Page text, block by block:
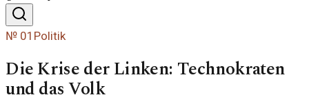
№ 01 Politik
Die Krise der Linken: Technokraten
und das Volk